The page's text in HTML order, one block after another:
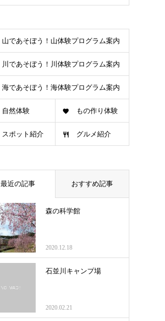
山であそぼう！山体験プログラム案内
川であそぼう！川体験プログラム案内
海であそぼう！海体験プログラム案内
自然体験 もの作り体験
スポット紹介 グルメ紹介
最近の記事 おすすめ記事
森の科学館
2020.12.18
石並川キャンプ場
2020.02.21